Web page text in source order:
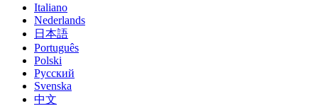
Italiano
Nederlands
日本語
Português
Polski
Русский
Svenska
中文